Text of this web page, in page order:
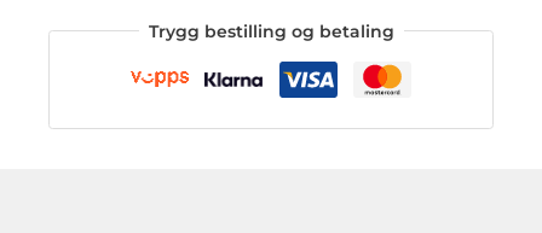
Trygg bestilling og betaling